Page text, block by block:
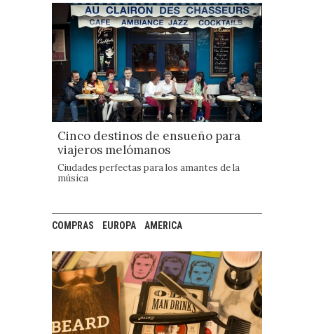
Cinco destinos de ensueño para
viajeros melómanos
Ciudades perfectas para los amantes de la
música
COMPRAS EUROPA AMERICA